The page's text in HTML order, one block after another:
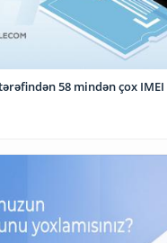
58 mindən çox